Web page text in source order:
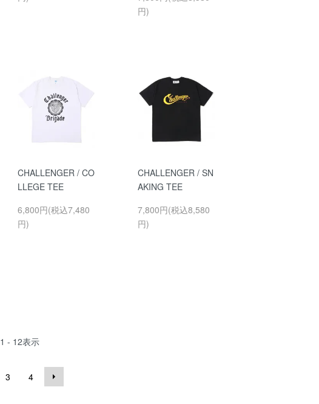
円)
CHALLENGER / CO
LLEGE TEE
6,800円(税込7,480
円)
CHALLENGER / SN
AKING TEE
7,800円(税込8,580
円)
1 - 12表示
3 4